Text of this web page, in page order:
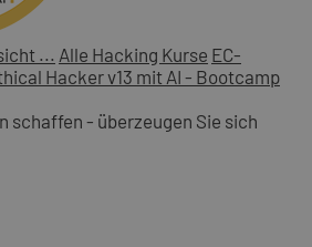
... Alle Hacking Kurse EC-
Hacker v13 mit AI - Bootcamp
schaffen - überzeugen Sie sich